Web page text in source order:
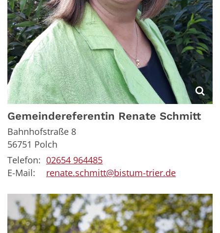
Gemeindereferentin Renate Schmitt
Bahnhofstraße 8
56751 Polch
Telefon: 02654 964485
E-Mail:
renate.schmitt@bistum-trier.de